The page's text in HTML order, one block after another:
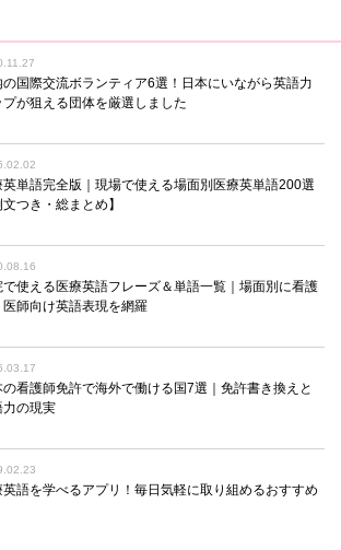
の国際交流ボランティア6選！日本にいながら英語力
プが狙える団体を厳選しました
英単語完全版｜現場で使える場面別医療英単語200選
文つき・総まとめ】
で使える医療英語フレーズ＆単語一覧｜場面別に看護
医師向け英語表現を網羅
の看護師免許で海外で働ける国7選｜免許書き換えと
力の現実
英語を学べるアプリ！毎日気軽に取り組めるおすすめ